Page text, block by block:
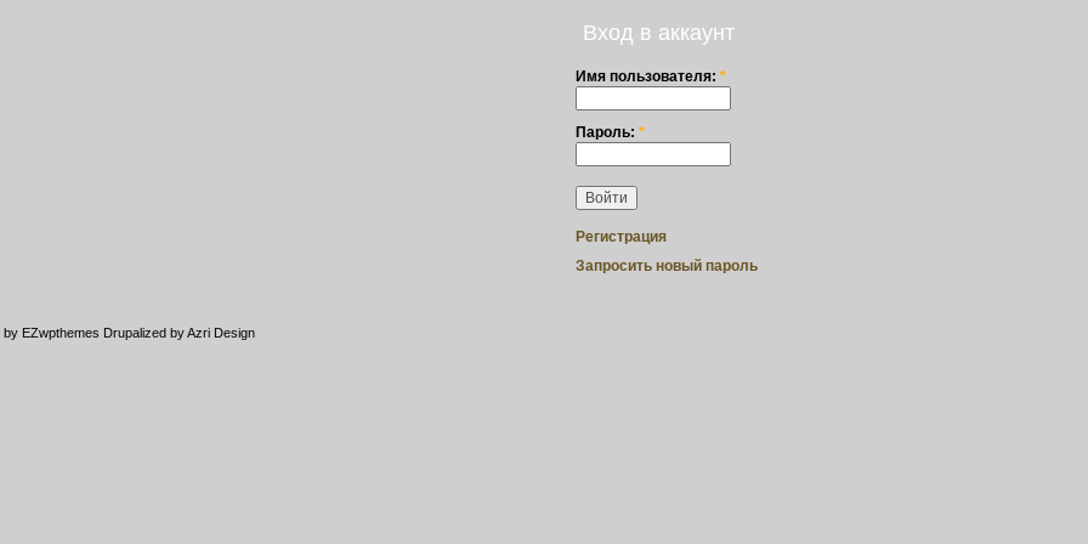
Вход в аккаунт
Имя пользователя: *
Пароль: *
Регистрация
Запросить новый пароль
by EZwpthemes Drupalized byAzri Design